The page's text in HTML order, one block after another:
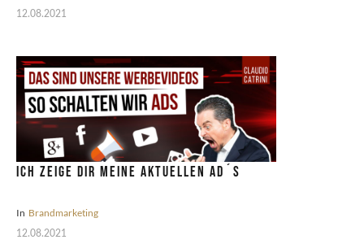
12.08.2021
Ich zeige dir meine aktuellen Ad´s
In Brandmarketing
12.08.2021